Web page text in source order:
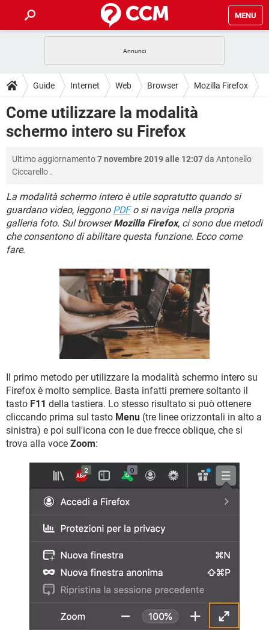
MENU
INTRATTENIMENTO ANDROID
iOS WINDOWS 10
INSTAGRAM WHATSAPP
HARDWARE
GUIDE
COVID-19
INTRATTENIMENTO ANDROID
INSTAGRAM WHATSAPP
HARDWARE
DOWNLOAD
COVID-19 GAMING
iOS
INSTAGRAM WHATSAPP
TIKTOK FACEBOOK
HARDWARE
FORUM
COVID-19 GAMING
iOS WINDOWS 10
INSTAGRAM WHATSAPP
TIKTOK FACEBOOK
GLOSSARIO
COVID-19 GAMING
INTRATTENIMENTO ANDROID
iOS WINDOWS 10
INSTAGRAM
FACEBOOK
Guide Internet Web Browser Mozilla Firefox
Come utilizzare la modalità
schermo intero su Firefox
Ultimo aggiornamento7 novembre 2019 alle 12:07da Antonello
Ciccarello .
La modalità schermo intero è utile sopratutto quando si
guardano video, leggono PDFo si naviga nella propria
galleria foto. Sul browserMozilla Firefox, ci sono due metodi
che consentono di abilitare questa funzione. Ecco come
fare.
Il primo metodo per utilizzare la modalità schermo intero su
Firefox è molto semplice. Basta infatti premere soltanto il
tasto F11 della tastiera. Lo stesso risultato si può ottenere
cliccando prima sul tasto Menu (tre linee orizzontali in alto a
sinistra) e poi sull'icona con le due frecce oblique, che si
trova alla voce Zoom: